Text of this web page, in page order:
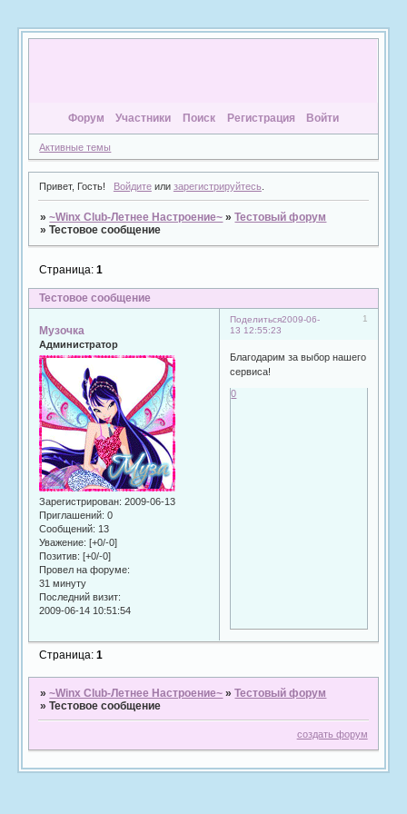
Форум Участники Поиск Регистрация Войти
Активные темы
Привет, Гость! Войдитеили зарегистрируйтесь.
»~Winx Club-Летнее Настроение~ »Тестовый форум
»Тестовое сообщение
Тестовое сообщение
Страница:1
Поделиться 1
2009-06-
13 12:55:23
Музочка
Администратор
Зарегистрирован: 2009-06-13
Приглашений: 0
Сообщений: 13
Уважение: [+0/-0]
Позитив: [+0/-0]
Провел на форуме:
31 минуту
Последний визит:
2009-06-14 10:51:54
Благодарим за выбор нашего
сервиса!
0
Страница:1
»~Winx Club-Летнее Настроение~ »Тестовый форум
»Тестовое сообщение
создать форум